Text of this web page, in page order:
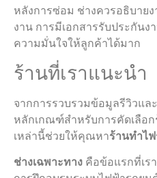
หลังการซ่อม ช่างควรอธิบาย
งาน การมีเอกสารรับประกัน
ความมั่นใจให้ลูกค้าได้มาก
ร้านที่เราแนะนำ
จากการรวบรวมข้อมูลรีวิวแ
หลักเกณฑ์สำหรับการคัดเลือ
เหล่านี้ช่วยให้คุณหาร้านทําไ
ช่างเฉพาะทาง คือข้อแรกที่เร